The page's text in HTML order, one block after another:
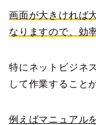
画面が大きければ
なりますので、効
特にネットビジネ
して作業すること
例えばマニュアル